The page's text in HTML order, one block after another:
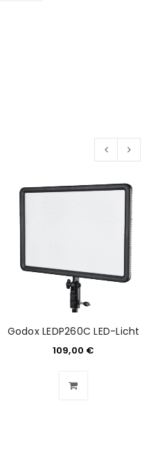
Godox LEDP260C LED-Licht
109,00 €